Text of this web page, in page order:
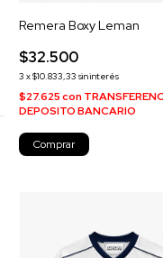
Remera Boxy Leman
$32.500
3 x$10.833,33 sin interés
$27.625con
DEPOSITO BANCARIO
Comprar